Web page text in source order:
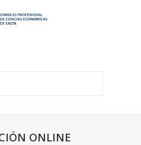
ONLINE